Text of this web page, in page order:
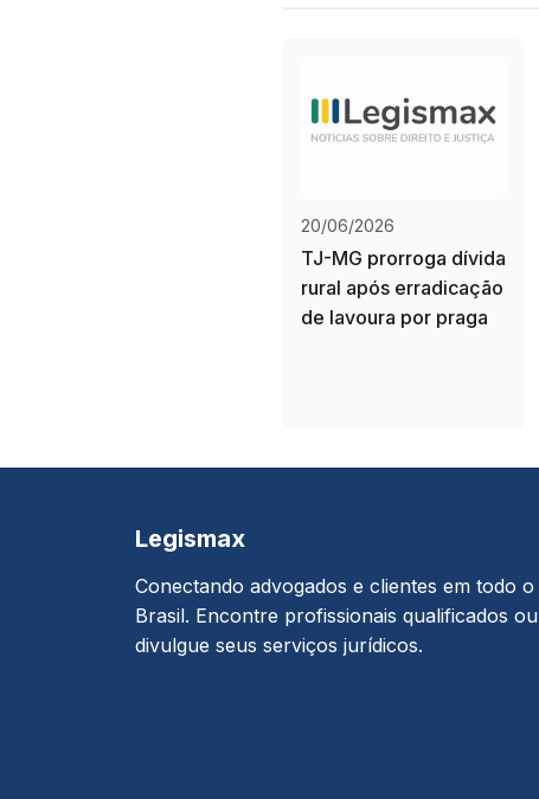
20/06/2026
TJ-MG prorroga dívida
rural após erradicação
de lavoura por praga
Legismax
Conectando advogados e clientes em todo o
Brasil. Encontre profissionais qualificados ou
divulgue seus serviços jurídicos.